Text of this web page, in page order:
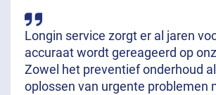
Longin service zorgt er al jaren
accuraat wordt gereageerd op
Zowel het preventief onderhoud
oplossen van urgente problemen